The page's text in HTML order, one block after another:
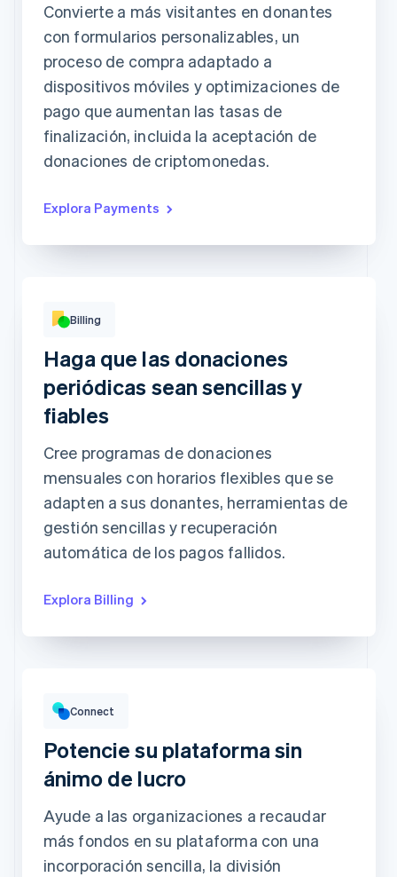
Fecha de vencimiento Código de seguridad
La dirección de cobro es la misma que la de envío
Guardar mis datos para un proceso de compra
seguro en un clic
Paga más rápido en [comerciante] y en miles de sitios.
Convierte a más visitantes en donantes
con formularios personalizables, un
proceso de compra adaptado a
dispositivos móviles y optimizaciones de
pago que aumentan las tasas de
finalización, incluida la aceptación de
donaciones de criptomonedas.
Explora Payments
Básico
Acceso digital
USD9mes
Incluye::
abstractionmag.com
para suscriptores
Premium
Acceso a la edición
USD19al
Incluye::
Ediciones impresas
mensuales
Entradas anticipadas
para eventos de la
para suscriptores
Billing
Haga que las donaciones
periódicas sean sencillas y
fiables
Cree programas de donaciones
mensuales con horarios flexibles que se
adapten a sus donantes, herramientas de
gestión sencillas y recuperación
automática de los pagos fallidos.
Explora Billing
Cuentas con mayores ingresos Datos históricos
Next Level Chicago
Togethere
Connect
Potencie su plataforma sin
ánimo de lucro
Ayude a las organizaciones a recaudar
más fondos en su plataforma con una
incorporación sencilla, la división